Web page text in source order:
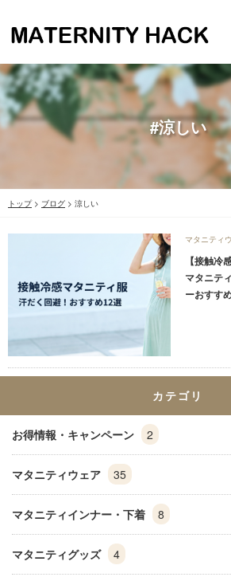
#涼しい
トップ> ブログ > 涼しい
マタニティ
【接触冷
マタニテ
ーおすす
カテゴリ
お得情報・キャンペーン 2
マタニティウェア 35
マタニティインナー・下着 8
マタニティグッズ 4